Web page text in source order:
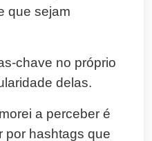
que sejam
chave no próprio
delas.
a perceber é
por hashtags que